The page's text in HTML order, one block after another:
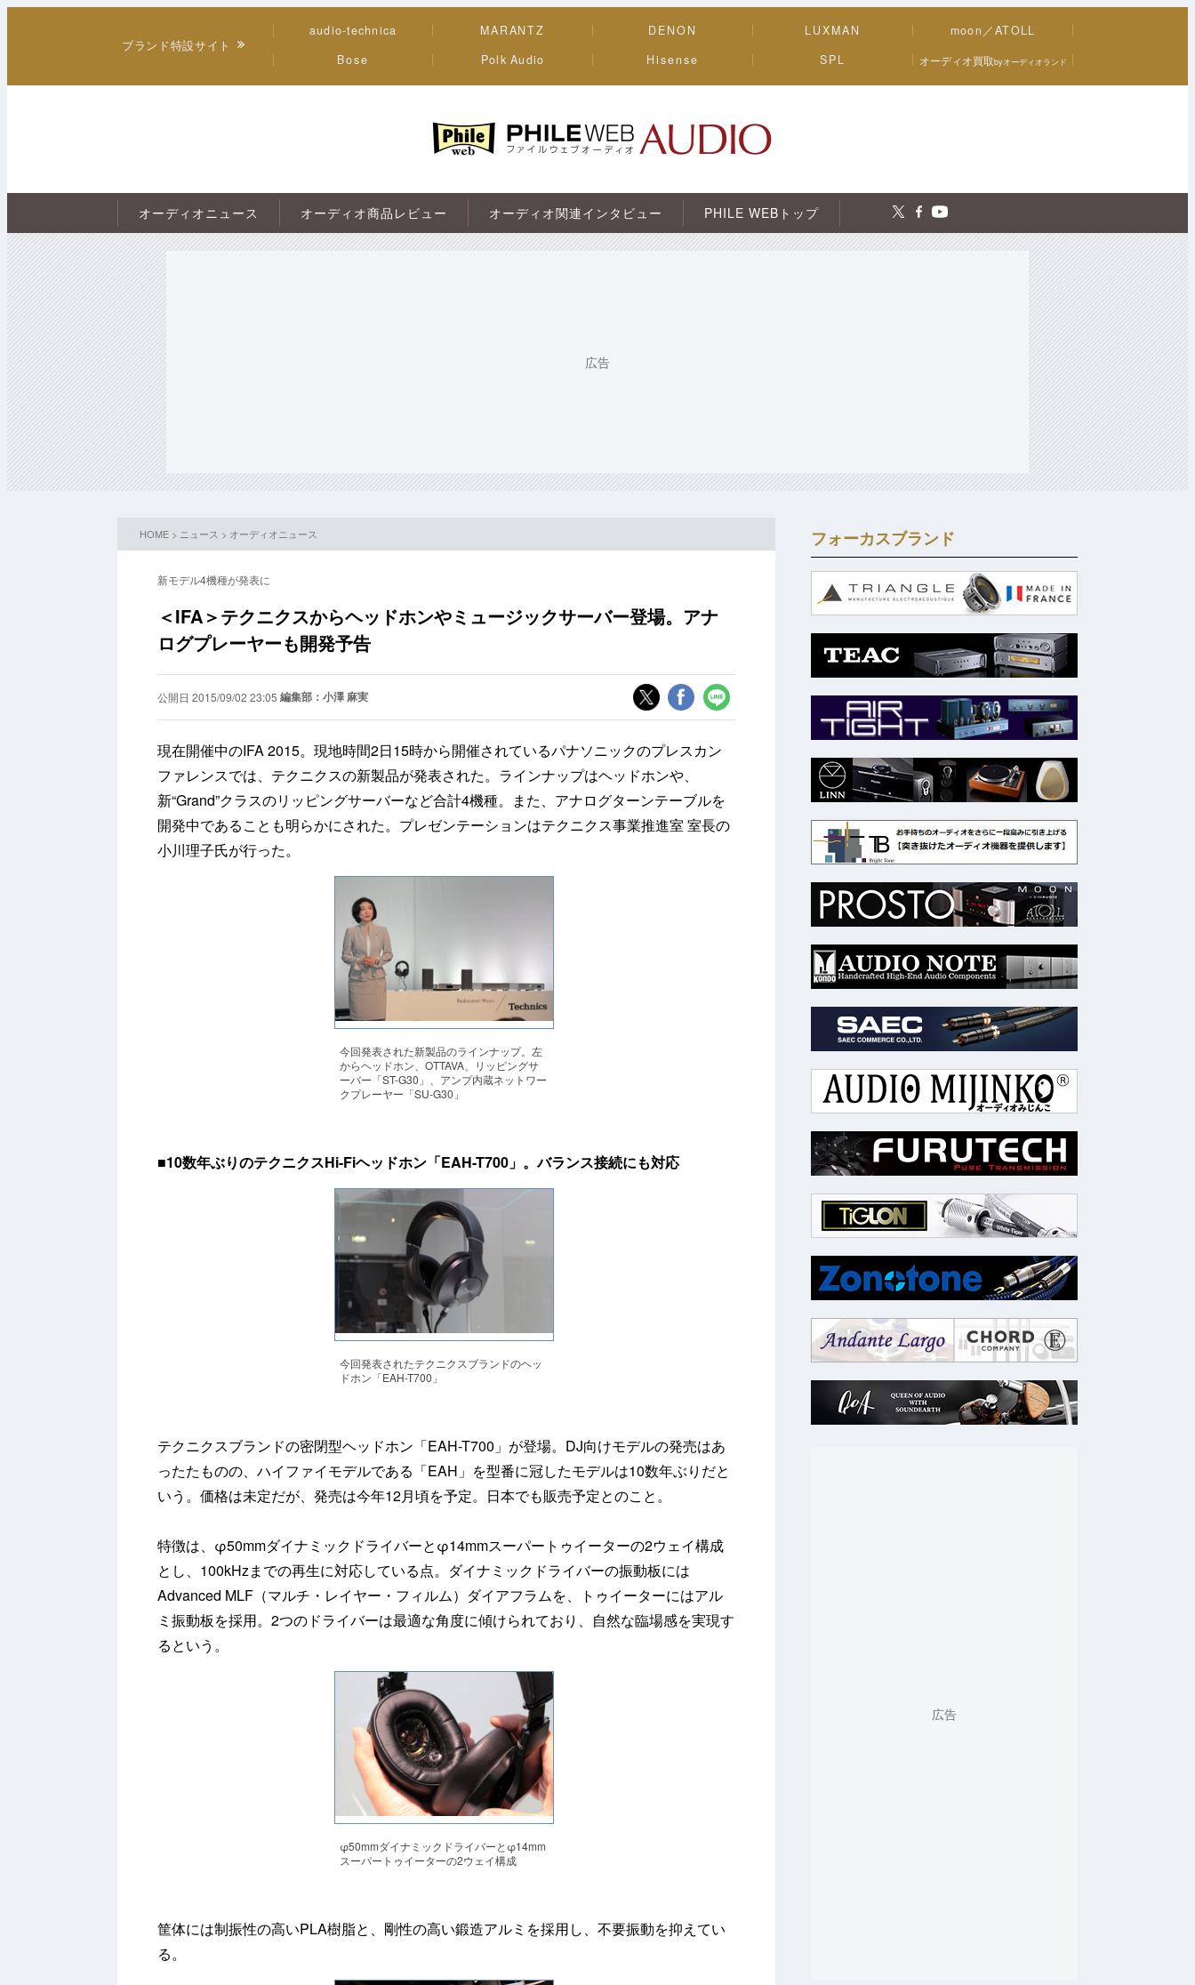
ブランド特設サイト
audio-technica MARANTZ DENON LUXMAN
moon／ATOLL
Bose
Polk Audio Hisense SPL オーディオ買取byオーディオランド
PHILE WEB｜AV/オーディオ/ガジェット
オーディオニュース オーディオ商品レビュー オーディオ関連インタビュー PHILE WEBトップ
HOME > ニュース > オーディオニュース
新モデル4機種が発表に
＜IFA＞テクニクスからヘッドホンやミュージックサーバー登場。アナ
ログプレーヤーも開発予告
公開日 2015/09/02 23:05 編集部：小澤 麻実
現在開催中のIFA 2015。現地時間2日15時から開催されているパナソニックのプレスカン
ファレンスでは、テクニクスの新製品が発表された。ラインナップはヘッドホンや、
新“Grand”クラスのリッピングサーバーなど合計4機種。また、アナログターンテーブルを
開発中であることも明らかにされた。プレゼンテーションはテクニクス事業推進室 室長の
小川理子氏が行った。
今回発表された新製品のラインナップ。左
からヘッドホン、OTTAVA、リッピングサ
ーバー「ST-G30」、アンプ内蔵ネットワー
クプレーヤー「SU-G30」
■10数年ぶりのテクニクスHi-Fiヘッドホン「EAH-T700」。バランス接続にも対応
今回発表されたテクニクスブランドのヘッ
ドホン「EAH-T700」
テクニクスブランドの密閉型ヘッドホン「EAH-T700」が登場。DJ向けモデルの発売はあ
ったたものの、ハイファイモデルである「EAH」を型番に冠したモデルは10数年ぶりだと
いう。価格は未定だが、発売は今年12月頃を予定。日本でも販売予定とのこと。
特徴は、φ50mmダイナミックドライバーとφ14mmスーパートゥイーターの2ウェイ構成
とし、100kHzまでの再生に対応している点。ダイナミックドライバーの振動板には
Advanced MLF（マルチ・レイヤー・フィルム）ダイアフラムを、トゥイーターにはアル
ミ振動板を採用。2つのドライバーは最適な角度に傾けられており、自然な臨場感を実現す
るという。
φ50mmダイナミックドライバーとφ14mm
スーパートゥイーターの2ウェイ構成
筐体には制振性の高いPLA樹脂と、剛性の高い鍛造アルミを採用し、不要振動を抑えてい
る。
フォーカスブランド